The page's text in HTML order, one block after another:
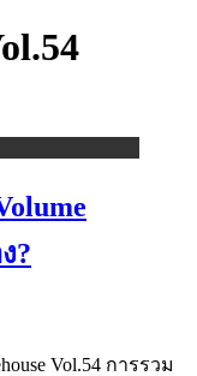
?
Vol.54 การรวม